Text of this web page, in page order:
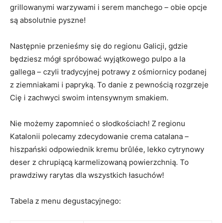
grillowanymi warzywami i serem manchego – obie opcje
są absolutnie pyszne!
Następnie przenieśmy się do regionu Galicji, gdzie
będziesz mógł spróbować wyjątkowego pulpo a la
gallega – czyli tradycyjnej potrawy z ośmiornicy podanej
z ziemniakami i papryką. To danie z pewnością rozgrzeje
Cię i zachwyci swoim intensywnym smakiem.
Nie możemy zapomnieć o słodkościach! Z regionu
Katalonii polecamy zdecydowanie crema catalana –
hiszpański odpowiednik kremu brûlée, lekko cytrynowy
deser z chrupiącą karmelizowaną powierzchnią. To
prawdziwy rarytas dla wszystkich łasuchów!
Tabela z menu degustacyjnego: